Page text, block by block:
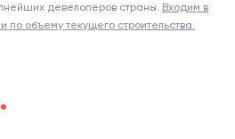
девелоперов страны. Входим в
по объему текущего строительства.